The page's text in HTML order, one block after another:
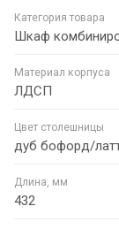
Категория товара
Шкаф
Материал корпуса
ЛДСП
Цвет столешницы
дуб бофорд/
Длина, мм
432